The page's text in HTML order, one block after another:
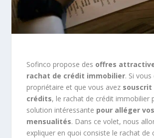
Sofinco propose des offres
rachat de crédit immobilier. Si vous
propriétaire et que vous avez souscrit
crédits, le rachat de crédit immobilier
solution intéressante pour alléger vos
mensualités. Dans ce volet, nous
expliquer en quoi consiste le rachat de